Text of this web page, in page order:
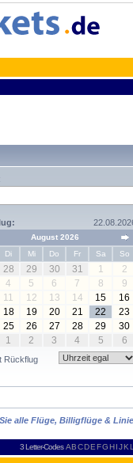
August 2026
Di Mi Do Fr Sa So
28 29 30 31 1
2
4 5 6 7 8
9
11 12 13 14 15
16
18 19 20 21 22
23
25 26 27 28 29
30
1 2 3 4 5 6
Rückflug
alle Flüge, Billigflüge &
3 Letter-Codes ABCDEFGH IJKL